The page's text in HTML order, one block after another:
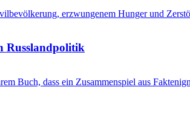
erzwungenem Hunger und
Russlandpolitik
Buch, dass ein Zusammenspiel aus